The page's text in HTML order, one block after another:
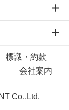
標識・約款
会社案内
Co.,Ltd.